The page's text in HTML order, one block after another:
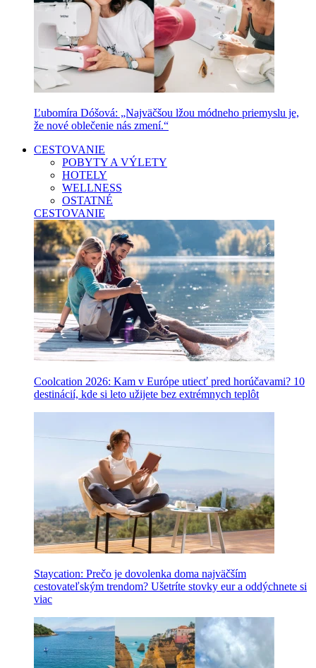
Ľubomíra Dóšová: „Najväčšou lžou módneho priemyslu je,
že nové oblečenie nás zmení.“
CESTOVANIE
POBYTY A VÝLETY
HOTELY
WELLNESS
OSTATNÉ
CESTOVANIE
Coolcation 2026: Kam v Európe utiecť pred horúčavami? 10
destinácií, kde si leto užijete bez extrémnych teplôt
Staycation: Prečo je dovolenka doma najväčším
cestovateľským trendom? Ušetríte stovky eur a oddýchnete si
viac